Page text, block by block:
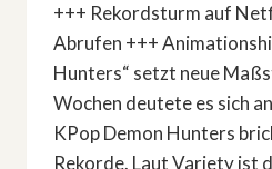
+++ Rekordsturm auf
Abrufen +++
Hunters“ setzt neue
Wochen deutete es sich
KPop Demon Hunters
Rekorde. Laut Variety ist